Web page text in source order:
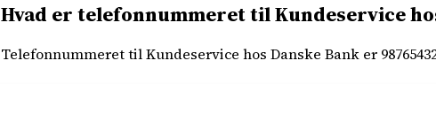
Hvad er telefonnummeret til Kundeservice
Telefonnummeret til Kundeservice hos Danske Bank er